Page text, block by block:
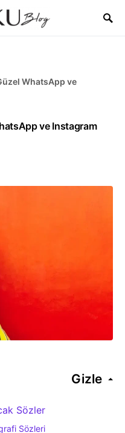
WhatsApp ve
ve Instagram
Gizle
Sözler
Sözleri